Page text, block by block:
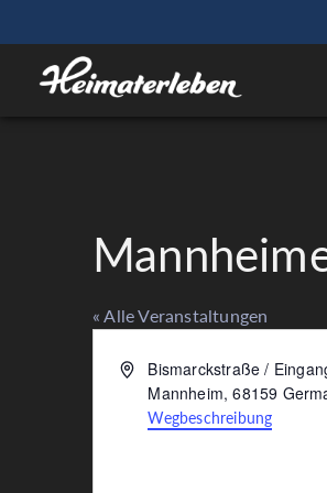
« Alle Veranstaltungen
AdresseBismarckstraße /
Mannheim, 68159
Wegbeschreibung